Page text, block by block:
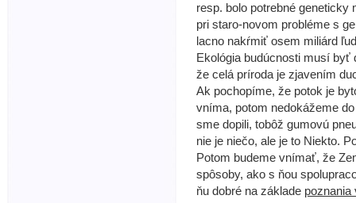
resp. bolo potrebné
pri staro-novom probléme s
lacno nakŕmiť osem miliárd
Ekológia budúcnosti musí
že celá príroda je zjavením
Ak pochopíme, že potok je
vníma, potom nedokážeme
sme dopili, tobôž gumovú
nie je niečo, ale je to Niekto.
Potom budeme vnímať, že
spôsoby, ako s ňou
ňu dobré na základe poznania